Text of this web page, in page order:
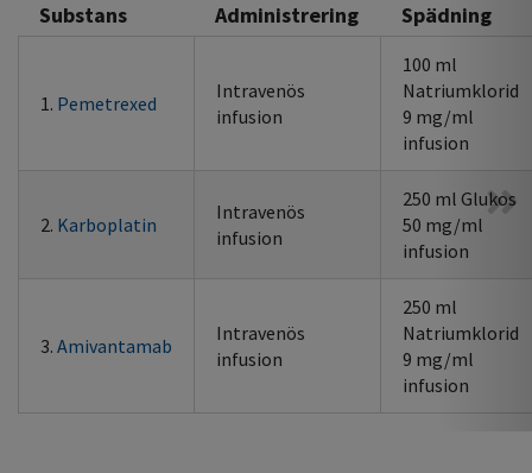
Substans Administrering Spädning
1. Pemetrexed
Intravenös
infusion
100 ml
Natriumklorid
9 mg/ml
infusion
2. Karboplatin
Intravenös
infusion
250 ml Glukos
50 mg/ml
infusion
3. Amivantamab
Intravenös
infusion
250 ml
Natriumklorid
9 mg/ml
infusion